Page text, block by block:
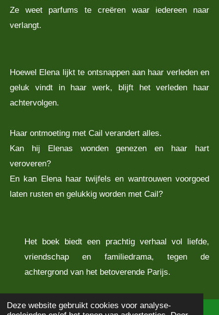
Deze website gebruikt cookies voor analyse-
Ze weet parfums te creëren waar iedereen naar
verlangt.
Hoewel Elena lijkt te ontsnappen aan haar verleden en
geluk vindt in haar werk, blijft het verleden haar
achtervolgen.
Haar ontmoeting met Cail verandert alles.
Kan hij Elenas wonden genezen en haar hart
veroveren?
En kan Elena haar twijfels en wantrouwen voorgoed
laten rusten en gelukkig worden met Cail?
Het boek biedt een prachtig verhaal vol liefde,
vriendschap en familiedrama, tegen de
achtergrond van het betoverende Parijs.
© 2020 - 2026Boekbeschrijving